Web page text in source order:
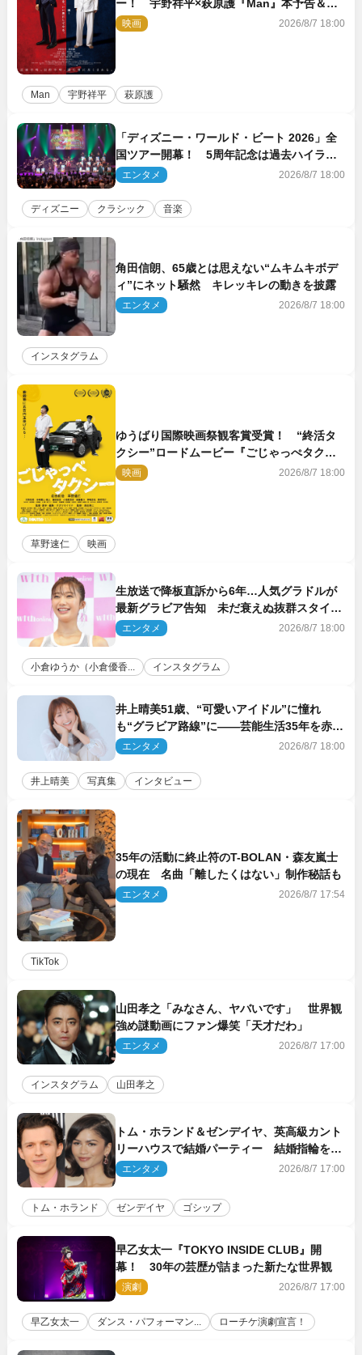
ー！ 宇野祥平×萩原護『Man』本予告＆新
ビジュアル解禁
映画 2026/8/7 18:00
Man 宇野祥平 萩原護
「ディズニー・ワールド・ビート 2026」全
国ツアー開幕！ 5周年記念は過去ハイライ
ト＆クルーズ旅を大満喫！【潜入レポート】
エンタメ 2026/8/7 18:00
ディズニー クラシック 音楽
角田信朗、65歳とは思えない“ムキムキボデ
ィ”にネット騒然 キレッキレの動きを披露
エンタメ 2026/8/7 18:00
インスタグラム
ゆうばり国際映画祭観客賞受賞！ “終活タ
クシー”ロードムービー『ごじゃっぺタクシ
ー』10月公開＆予告解禁
映画 2026/8/7 18:00
草野速仁 映画
生放送で降板直訴から6年…人気グラドルが
最新グラビア告知 未だ衰えぬ抜群スタイル
に反響
エンタメ 2026/8/7 18:00
小倉ゆうか（小倉優香... インスタグラム
井上晴美51歳、“可愛いアイドル”に憧れ
も“グラビア路線”に――芸能生活35年を赤
裸々に語る 27年ぶりに写真集発売
エンタメ 2026/8/7 18:00
井上晴美 写真集 インタビュー
35年の活動に終止符のT-BOLAN・森友嵐士
の現在 名曲「離したくはない」制作秘話も
エンタメ 2026/8/7 17:54
TikTok
山田孝之「みなさん、ヤバいです」 世界観
強め謎動画にファン爆笑「天才だわ」
エンタメ 2026/8/7 17:00
インスタグラム 山田孝之
トム・ホランド＆ゼンデイヤ、英高級カント
リーハウスで結婚パーティー 結婚指輪を身
に着けたトムも初キャッチ
エンタメ 2026/8/7 17:00
トム・ホランド ゼンデイヤ ゴシップ
早乙女太一『TOKYO INSIDE CLUB』開
幕！ 30年の芸歴が詰まった新たな世界観
演劇 2026/8/7 17:00
早乙女太一 ダンス・パフォーマン... ローチケ演劇宣言！